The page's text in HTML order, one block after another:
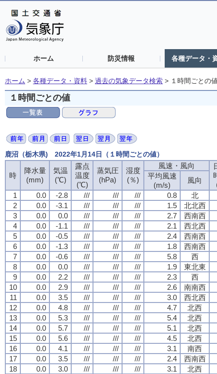
ホーム 防災情報 各種データ・
ホーム > 各種データ・資料 > 過去の気象データ検索 > １時間ごとの
１時間ごとの値
鹿沼（栃木県) 2022年1月14日（１時間ごとの値）
時
降水量
(mm)
気温
(℃)
露点
温度
(℃)
蒸気圧
(hPa)
湿度
(％)
風速・風向
平均風速
(m/s)
風向
1
0.0 -2.8 /// /// /// 0.8
北
2
0.0 -3.1 /// /// /// 1.5
北北西
3
0.0 0.0 /// /// /// 2.7
西南西
4
0.0 -1.1 /// /// /// 2.1
西北西
5
0.0 -0.5 /// /// /// 2.4
西南西
6
0.0 -1.3 /// /// /// 1.8
西南西
7
0.0 -0.6 /// /// /// 5.8
西
8
0.0 0.0 /// /// /// 1.9
東北東
9
0.0 2.2 /// /// /// 2.3
西
10
0.0 2.9 /// /// /// 2.6
南南西
11
0.0 3.5 /// /// /// 3.0
西北西
12
0.0 4.8 /// /// /// 4.7
北西
13
0.0 5.3 /// /// /// 5.4
北西
14
0.0 5.7 /// /// /// 5.1
北西
15
0.0 5.6 /// /// /// 4.5
北西
16
0.0 4.1 /// /// /// 3.1
南西
17
0.0 3.5 /// /// /// 2.4
西南西
18
0.0 3.0 /// /// /// 3.1
北西
時
降水量
(mm)
気温
(℃)
露点
温度
(℃)
蒸気圧
(hPa)
湿度
(％)
風速・風向
平均風速
(m/s)
風向
1
0.0 -2.8 /// /// /// 0.8
北
2
0.0 -3.1 /// /// /// 1.5
北北西
3
0.0 0.0 /// /// /// 2.7
西南西
4
0.0 -1.1 /// /// /// 2.1
西北西
5
0.0 -0.5 /// /// /// 2.4
西南西
6
0.0 -1.3 /// /// /// 1.8
西南西
7
0.0 -0.6 /// /// /// 5.8
西
8
0.0 0.0 /// /// /// 1.9
東北東
9
0.0 2.2 /// /// /// 2.3
西
10
0.0 2.9 /// /// /// 2.6
南南西
11
0.0 3.5 /// /// /// 3.0
西北西
12
0.0 4.8 /// /// /// 4.7
北西
13
0.0 5.3 /// /// /// 5.4
北西
14
0.0 5.7 /// /// /// 5.1
北西
15
0.0 5.6 /// /// /// 4.5
北西
16
0.0 4.1 /// /// /// 3.1
南西
17
0.0 3.5 /// /// /// 2.4
西南西
18
0.0 3.0 /// /// /// 3.1
北西
時
降水量
(mm)
気温
(℃)
露点
温度
(℃)
蒸気圧
(hPa)
湿度
(％)
風速・風向
平均風速
(m/s)
風向
1
0.0 -2.8 /// /// /// 0.8
北
2
0.0 -3.1 /// /// /// 1.5
北北西
3
0.0 0.0 /// /// /// 2.7
西南西
4
0.0 -1.1 /// /// /// 2.1
西北西
5
0.0 -0.5 /// /// /// 2.4
西南西
6
0.0 -1.3 /// /// /// 1.8
西南西
7
0.0 -0.6 /// /// /// 5.8
西
8
0.0 0.0 /// /// /// 1.9
東北東
9
0.0 2.2 /// /// /// 2.3
西
10
0.0 2.9 /// /// /// 2.6
南南西
11
0.0 3.5 /// /// /// 3.0
西北西
12
0.0 4.8 /// /// /// 4.7
北西
13
0.0 5.3 /// /// /// 5.4
北西
14
0.0 5.7 /// /// /// 5.1
北西
15
0.0 5.6 /// /// /// 4.5
北西
16
0.0 4.1 /// /// /// 3.1
南西
17
0.0 3.5 /// /// /// 2.4
西南西
18
0.0 3.0 /// /// /// 3.1
北西
時
降水量
(mm)
気温
(℃)
露点
温度
(℃)
蒸気圧
(hPa)
湿度
(％)
風速・風向
平均風速
(m/s)
風向
1
0.0 -2.8 /// /// /// 0.8
北
2
0.0 -3.1 /// /// /// 1.5
北北西
3
0.0 0.0 /// /// /// 2.7
西南西
4
0.0 -1.1 /// /// /// 2.1
西北西
5
0.0 -0.5 /// /// /// 2.4
西南西
6
0.0 -1.3 /// /// /// 1.8
西南西
7
0.0 -0.6 /// /// /// 5.8
西
8
0.0 0.0 /// /// /// 1.9
東北東
9
0.0 2.2 /// /// /// 2.3
西
10
0.0 2.9 /// /// /// 2.6
南南西
11
0.0 3.5 /// /// /// 3.0
西北西
12
0.0 4.8 /// /// /// 4.7
北西
13
0.0 5.3 /// /// /// 5.4
北西
14
0.0 5.7 /// /// /// 5.1
北西
15
0.0 5.6 /// /// /// 4.5
北西
16
0.0 4.1 /// /// /// 3.1
南西
17
0.0 3.5 /// /// /// 2.4
西南西
18
0.0 3.0 /// /// /// 3.1
北西